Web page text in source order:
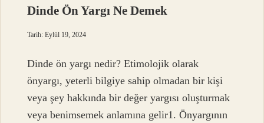
Dinde Ön Yargı Ne Demek
Tarih: Eylül 19, 2024
Dinde ön yargı nedir? Etimolojik olarak
önyargı, yeterli bilgiye sahip olmadan bir kişi
veya şey hakkında bir değer yargısı oluşturmak
veya benimsemek anlamına gelir1. Önyargının